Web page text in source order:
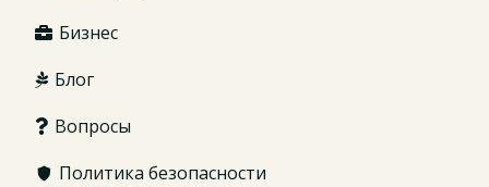
Бизнес
Блог
Вопросы
Политика безопасности